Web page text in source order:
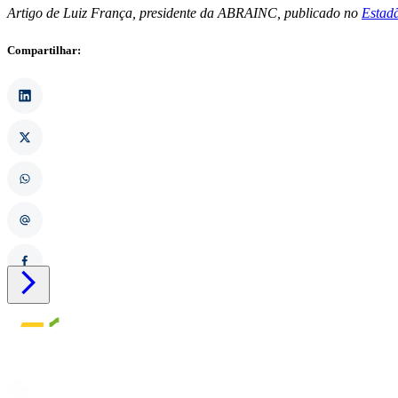
Artigo de Luiz França, presidente da ABRAINC, publicado no
Compartilhar:
